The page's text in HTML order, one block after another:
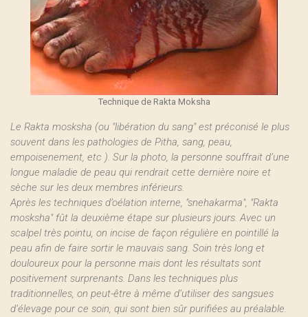
Technique de Rakta Moksha
Le Rakta mosksha (ou "libération du sang" est préconisé le plus
souvent dans les pathologies de Pitha, sang, peau,
empoisenement, etc ). Sur la photo, la personne souffrait d’une
longue maladie de peau qui rendrait cette dernière noire et
sèche sur les deux membres inférieurs.
Après les techniques d’oélation interne, "snehakarma", "Rakta
mosksha" fût la deuxième étape sur plusieurs jours. Avec un
scalpel très pointu, on incise de façon régulière en pointillé la
peau afin de faire sortir le mauvais sang. Soin très long et
douloureux pour la personne mais dont les résultats sont
positivement surprenants. Dans les techniques plus
traditionnelles, on peut-être à même d’utiliser des sangsues
d’élevage pour ce soin, qui sont bien sûr purifiées au préalable.